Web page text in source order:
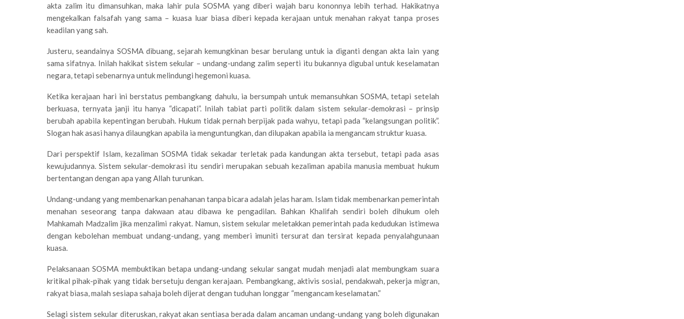
akta zalim itu dimansuhkan, maka lahir pula SOSMA yang diberi wajah baru kononnya lebih terhad. Hakikatnya
mengekalkan falsafah yang sama – kuasa luar biasa diberi kepada kerajaan untuk menahan rakyat tanpa proses
keadilan yang sah.
Justeru, seandainya SOSMA dibuang, sejarah kemungkinan besar berulang untuk ia diganti dengan akta lain yang
sama sifatnya. Inilah hakikat sistem sekular – undang-undang zalim seperti itu bukannya digubal untuk keselamatan
negara, tetapi sebenarnya untuk melindungi hegemoni kuasa.
Ketika kerajaan hari ini berstatus pembangkang dahulu, ia bersumpah untuk memansuhkan SOSMA, tetapi setelah
berkuasa, ternyata janji itu hanya “dicapati”. Inilah tabiat parti politik dalam sistem sekular-demokrasi – prinsip
berubah apabila kepentingan berubah. Hukum tidak pernah berpijak pada wahyu, tetapi pada “kelangsungan politik”.
Slogan hak asasi hanya dilaungkan apabila ia menguntungkan, dan dilupakan apabila ia mengancam struktur kuasa.
Dari perspektif Islam, kezaliman SOSMA tidak sekadar terletak pada kandungan akta tersebut, tetapi pada asas
kewujudannya. Sistem sekular-demokrasi itu sendiri merupakan sebuah kezaliman apabila manusia membuat hukum
bertentangan dengan apa yang Allah turunkan.
Undang-undang yang membenarkan penahanan tanpa bicara adalah jelas haram. Islam tidak membenarkan pemerintah
menahan seseorang tanpa dakwaan atau dibawa ke pengadilan. Bahkan Khalifah sendiri boleh dihukum oleh
Mahkamah Madzalim jika menzalimi rakyat. Namun, sistem sekular meletakkan pemerintah pada kedudukan istimewa
dengan kebolehan membuat undang-undang, yang memberi imuniti tersurat dan tersirat kepada penyalahgunaan
kuasa.
Pelaksanaan SOSMA membuktikan betapa undang-undang sekular sangat mudah menjadi alat membungkam suara
kritikal pihak-pihak yang tidak bersetuju dengan kerajaan. Pembangkang, aktivis sosial, pendakwah, pekerja migran,
rakyat biasa, malah sesiapa sahaja boleh dijerat dengan tuduhan longgar “mengancam keselamatan.”
Selagi sistem sekular diteruskan, rakyat akan sentiasa berada dalam ancaman undang-undang yang boleh digunakan